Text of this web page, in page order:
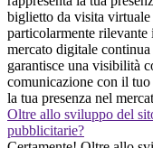
biglietto da visita
particolarmente
mercato digitale
garantisce una visibilità
comunicazione con il
la tua presenza nel
Oltre allo sviluppo del
pubblicitarie?